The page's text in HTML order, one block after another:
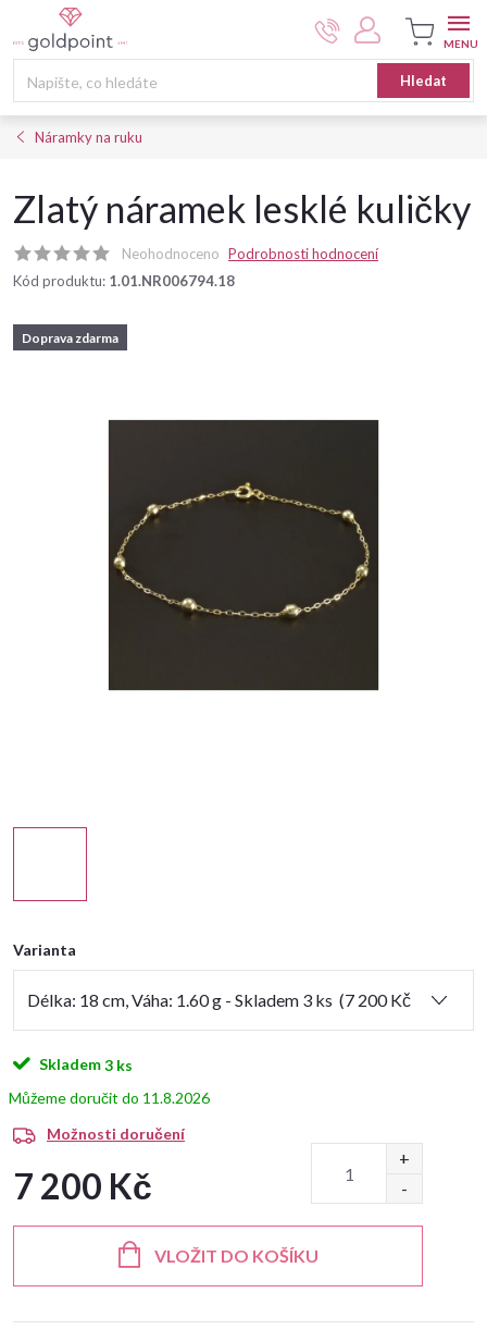
na
Hledat
Nákupní
košík
Náramky na ruku
Zlatý náramek lesklé kuličky
Neohodnoceno Podrobnosti hodnocení
Kód produktu: 1.01.NR006794.18
Doprava zdarma
Varianta
Skladem3 ks
11.8.2026
Možnosti doručení
7 200 Kč
VLOŽIT DO KOŠÍKU